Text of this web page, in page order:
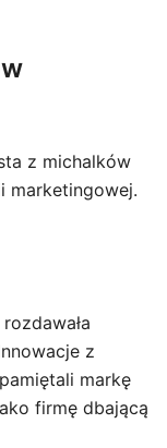
z michalków
marketingowej.
z
markę
firmę dbającą